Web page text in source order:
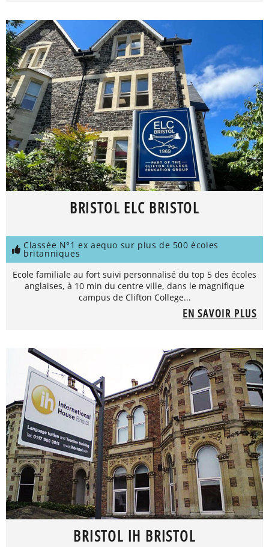
BRISTOL ELC BRISTOL
Classée N°1 ex aequo sur plus de 500 écoles
britanniques
Ecole familiale au fort suivi personnalisé du top 5 des écoles
anglaises, à 10 min du centre ville, dans le magnifique
campus de Clifton College...
EN SAVOIR PLUS
BRISTOL IH BRISTOL